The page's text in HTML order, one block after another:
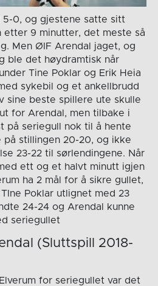
5-0, og gjestene satte sitt
etter 9 minutter, det meste så
Men ØIF Arendal jaget, og
ble det høydramtisk når
Tine Poklar og Erik Heia
sykebil og et ankellbrudd
sine beste spillere ute skulle
for Arendal, men tilbake i
på seriegull nok til å hente
på stillingen 20-20, og ikke
23-22 til sørlendingene. Når
ett og et halvt minutt igjen
ha 2 mål for å sikre gullet,
Poklar utlignet med 23
24-24 og Arendal kunne
seriegullet
(Sluttspill 2018-
for seriegullet var det